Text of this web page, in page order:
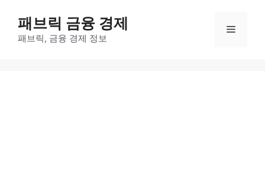
패브릭 금융 경제
패브릭, 금융 경제 정보
메